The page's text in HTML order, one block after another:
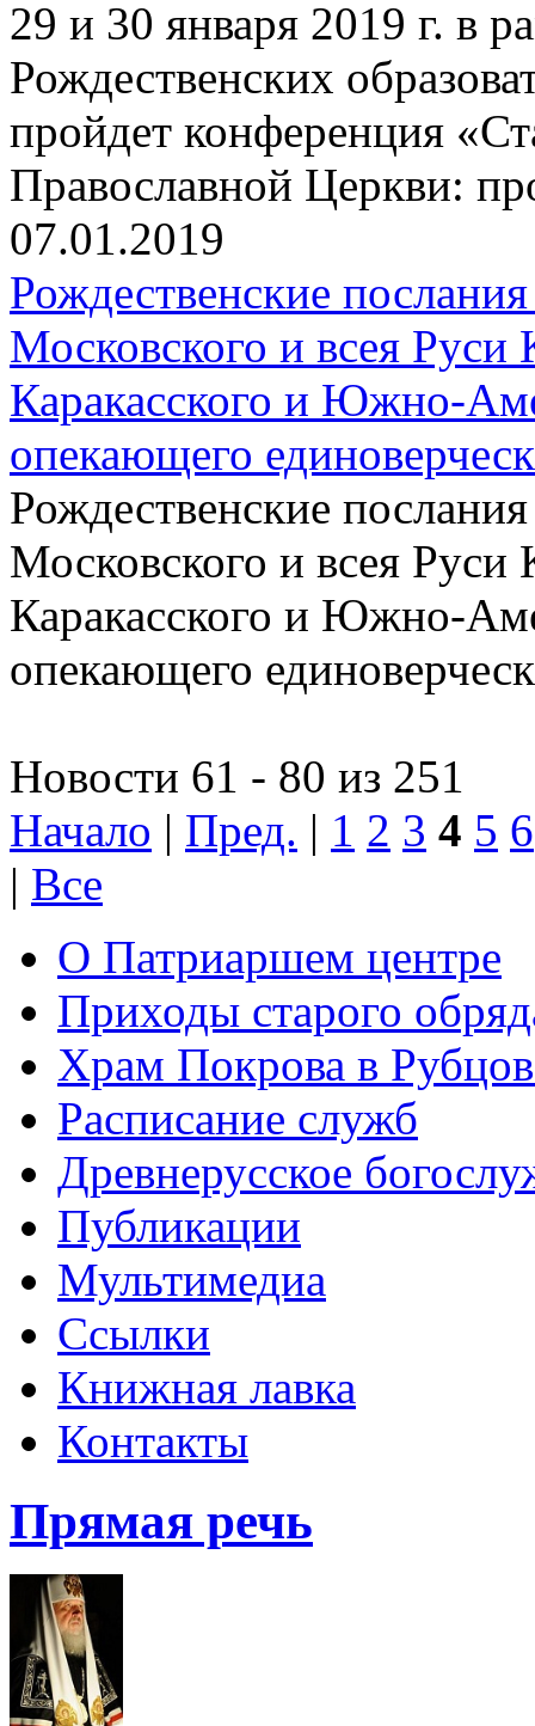
29 и 30 января 2019 г. в
Рождественских
пройдет конференция
Православной Церкви:
07.01.2019
Рождественские
Московского и всея Руси
Каракасского и Южно-
опекающего
Рождественские
Московского и всея Руси
Каракасского и Южно-
опекающего
Новости 61 - 80 из 251
Начало | Пред. | 1 2 3 4 5 6
| Все
О Патриаршем центре
Приходы старого
Храм Покрова в
Расписание служб
Древнерусское
Публикации
Мультимедиа
Ссылки
Книжная лавка
Контакты
Прямая речь